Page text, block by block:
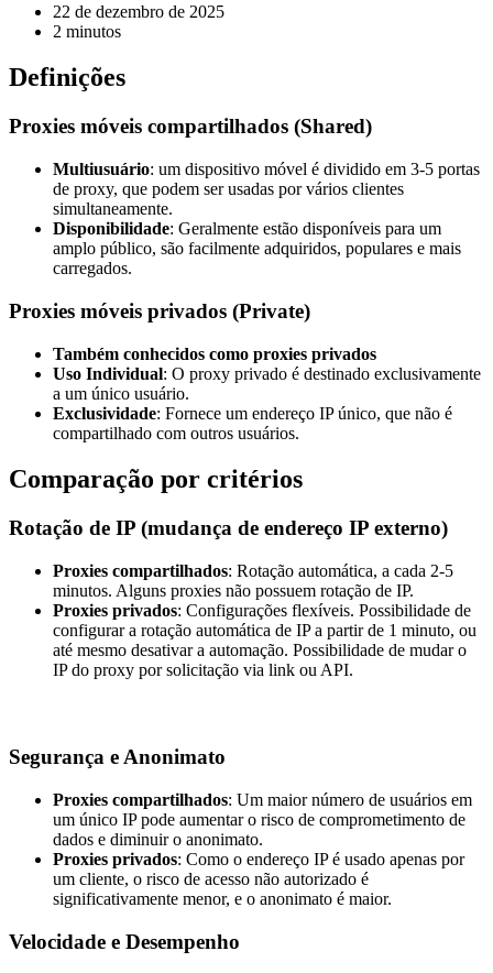
22 de dezembro de 2025
2 minutos
Definições
Proxies móveis compartilhados (Shared)
Multiusuário: um dispositivo móvel é dividido em 3-5 portas
de proxy, que podem ser usadas por vários clientes
simultaneamente.
Disponibilidade: Geralmente estão disponíveis para um
amplo público, são facilmente adquiridos, populares e mais
carregados.
Proxies móveis privados (Private)
Também conhecidos como proxies privados
Uso Individual: O proxy privado é destinado exclusivamente
a um único usuário.
Exclusividade: Fornece um endereço IP único, que não é
compartilhado com outros usuários.
Comparação por critérios
Rotação de IP (mudança de endereço IP externo)
Proxies compartilhados: Rotação automática, a cada 2-5
minutos. Alguns proxies não possuem rotação de IP.
Proxies privados: Configurações flexíveis. Possibilidade de
configurar a rotação automática de IP a partir de 1 minuto, ou
até mesmo desativar a automação. Possibilidade de mudar o
IP do proxy por solicitação via link ou API.
Segurança e Anonimato
Proxies compartilhados: Um maior número de usuários em
um único IP pode aumentar o risco de comprometimento de
dados e diminuir o anonimato.
Proxies privados: Como o endereço IP é usado apenas por
um cliente, o risco de acesso não autorizado é
significativamente menor, e o anonimato é maior.
Velocidade e Desempenho